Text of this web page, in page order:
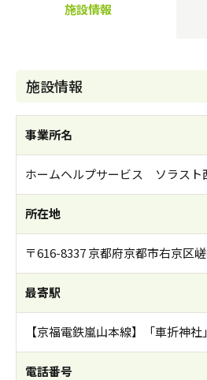
施設情報
施設情報
事業所名
ホームヘルプサービス ソラスト
所在地
〒616-8337 京都府京都市右京区
最寄駅
【京福電鉄嵐山本線】「車折神
電話番号